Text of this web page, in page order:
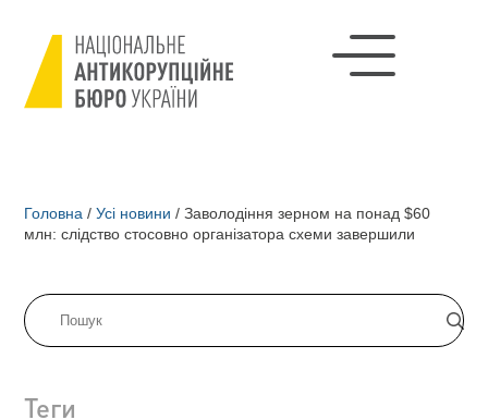
Головна / Усі новини / Заволодіння зерном на понад $60
млн: слідство стосовно організатора схеми завершили
Теги